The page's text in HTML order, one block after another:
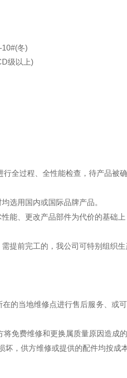
10#(冬)
级以上)
全过程、全性能检查，待产品被
选用国内或国际品牌产品。
能、更改产品部件为代价的基础上
提前完工的，我公司可特别组织生
的当地维修点进行售后服务、或
免费维修和更换属质量原因造成
坏，供方维修或提供的配件均按成